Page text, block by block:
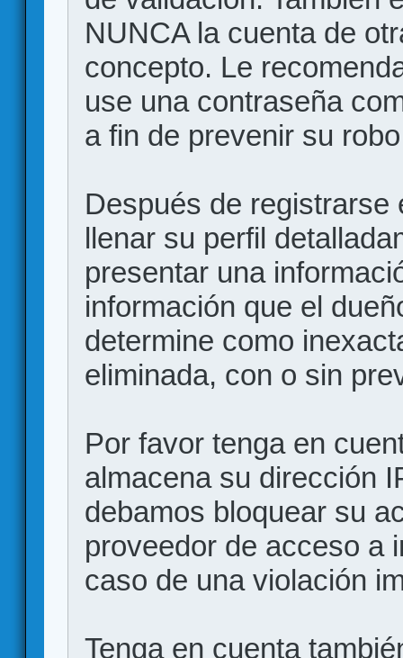
NUNCA la cuenta de
concepto. Le
use una contraseña
a fin de prevenir su
Después de registrarse
llenar su perfil
presentar una
información que el
determine como
eliminada, con o sin
Por favor tenga en
almacena su dirección
debamos bloquear su
proveedor de acceso a
caso de una violación
Tenga en cuenta